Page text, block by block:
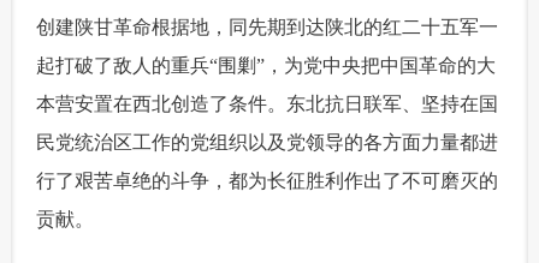
创建陕甘革命根据地，同先期到达陕北的红二十五军一
起打破了敌人的重兵“围剿”，为党中央把中国革命的大
本营安置在西北创造了条件。东北抗日联军、坚持在国
民党统治区工作的党组织以及党领导的各方面力量都进
行了艰苦卓绝的斗争，都为长征胜利作出了不可磨灭的
贡献。